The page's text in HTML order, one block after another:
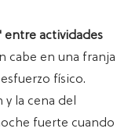
actividades
cabe en una franja
físico.
la cena del
fuerte cuando